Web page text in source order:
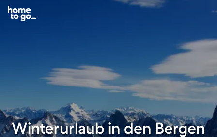
Winterurlaub in den Bergen